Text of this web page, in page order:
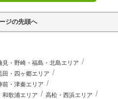
ジの先頭へ
見・野崎・福島・北島エリア
田・四ヶ郷エリア
前・津秦エリア
和歌浦エリア
高松・西浜エリア